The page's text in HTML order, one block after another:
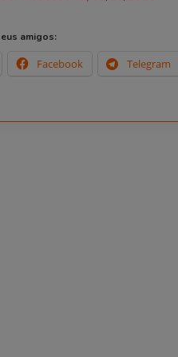
amigos:
Facebook Telegram